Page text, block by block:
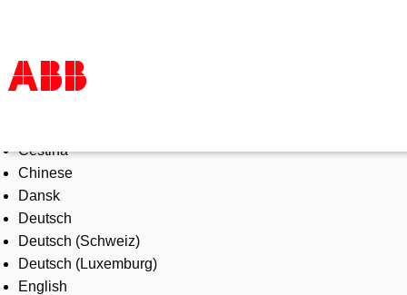
Products & Solutions
Industries
Services
About us
Where to buy
Contact us
Careers
Čeština
Chinese
Dansk
Deutsch
Deutsch (Schweiz)
Deutsch (Luxemburg)
English